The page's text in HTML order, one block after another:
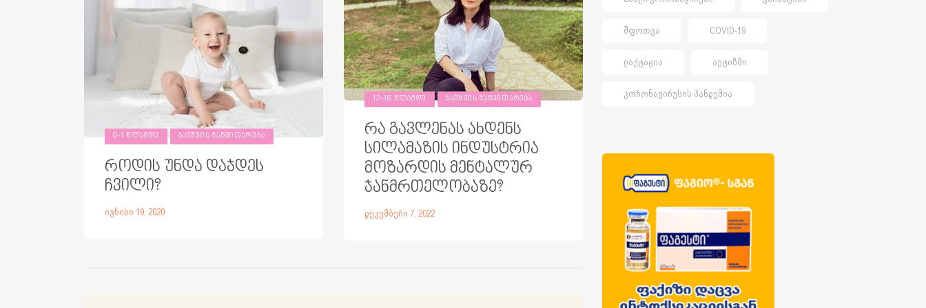
0-1 ᲬᲚᲐᲛᲓᲔ ᲑᲐᲕᲨᲕᲘᲡ ᲒᲐᲜᲕᲘᲗᲐᲠᲔᲑᲐ
როდის უნდა დაჯდეს
ჩვილი?
ივნისი 19, 2020
12-16 ᲬᲚᲐᲛᲓᲔ ᲑᲐᲕᲨᲕᲘᲡ ᲒᲐᲜᲕᲘᲗᲐᲠᲔᲑᲐ
რა გავლენას ახდენს
სილამაზის ინდუსტრია
მოზარდის მენტალურ
ჯანმრთელობაზე?
დეკემბერი 7, 2022
ᲨᲤᲝᲗᲕᲐ COVID-19
ᲚᲐᲥᲢᲐᲪᲘᲐ ᲐᲣᲢᲘᲖᲛᲘ
ᲙᲝᲠᲝᲜᲐᲕᲘᲠᲣᲡᲘᲡ ᲞᲐᲜᲓᲔᲛᲘᲐ